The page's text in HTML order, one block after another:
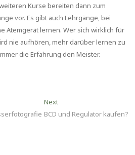
Kurse bereiten dann zum
vor. Es gibt auch Lehrgänge, bei
Atemgerät lernen. Wer sich wirklich für
nie aufhören, mehr darüber lernen zu
die Erfahrung den Meister.
NextNext
post:
BCD und Regulator kaufen?